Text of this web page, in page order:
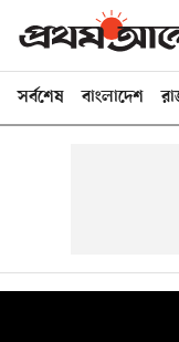
সর্বশেষ বাংলাদেশ